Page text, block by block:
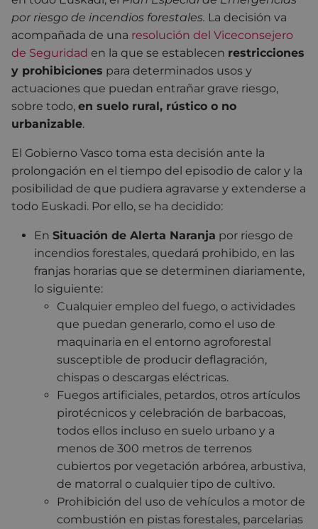
por riesgo de incendios forestales. La decisión va
acompañada de una resolución del Viceconsejero
de Seguridad en la que se establecen restricciones
y prohibiciones para determinados usos y
actuaciones que puedan entrañar grave riesgo,
sobre todo, en suelo rural, rústico o no
urbanizable.
El Gobierno Vasco toma esta decisión ante la
prolongación en el tiempo del episodio de calor y la
posibilidad de que pudiera agravarse y extenderse a
todo Euskadi. Por ello, se ha decidido:
En Situación de Alerta Naranja por riesgo de
incendios forestales, quedará prohibido, en las
franjas horarias que se determinen diariamente,
lo siguiente:
Cualquier empleo del fuego, o actividades
que puedan generarlo, como el uso de
maquinaria en el entorno agroforestal
susceptible de producir deflagración,
chispas o descargas eléctricas.
Fuegos artificiales, petardos, otros artículos
pirotécnicos y celebración de barbacoas,
todos ellos incluso en suelo urbano y a
menos de 300 metros de terrenos
cubiertos por vegetación arbórea, arbustiva,
de matorral o cualquier tipo de cultivo.
Prohibición del uso de vehículos a motor de
combustión en pistas forestales, parcelarias